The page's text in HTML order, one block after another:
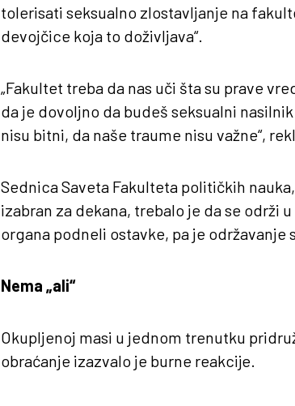
tolerisati seksualno zlostavljanje na
devojčice koja to doživljava“.
„Fakultet treba da nas uči šta su prave
da je dovoljno da budeš seksualni
nisu bitni, da naše traume nisu važne“,
Sednica Saveta Fakulteta političkih
izabran za dekana, trebalo je da se održi
organa podneli ostavke, pa je održavanje
Nema „ali“
Okupljenoj masi u jednom trenutku
obraćanje izazvalo je burne reakcije.